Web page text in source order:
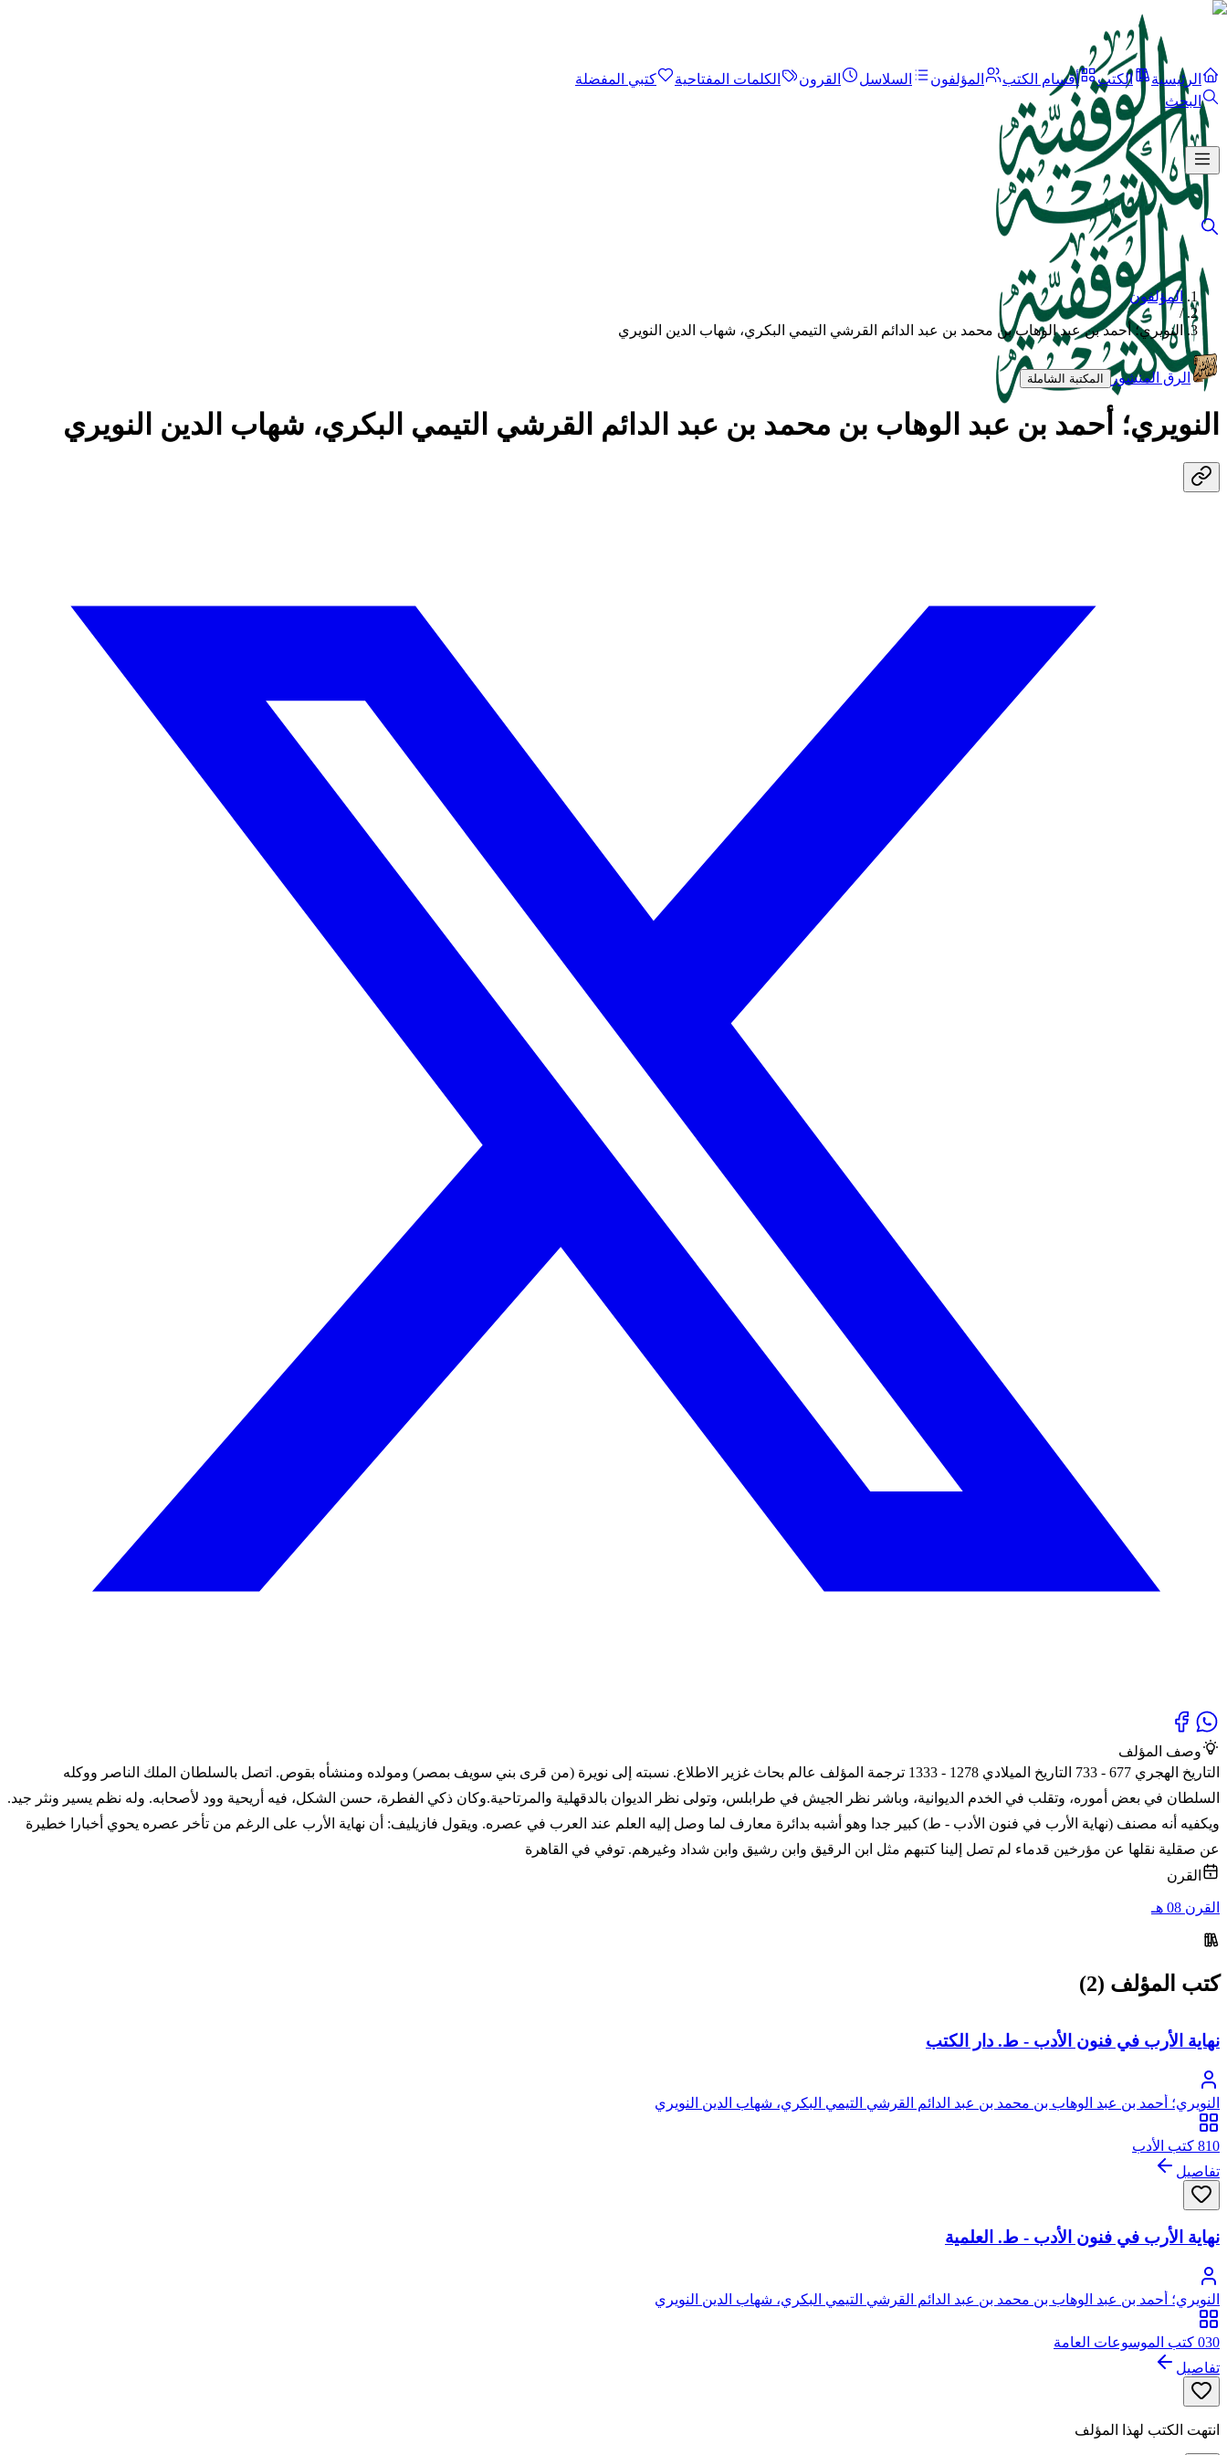
الرئيسية الكتب أقسام الكتب المؤلفون السلاسل القرون الكلمات المفتاحية
كتبي المفضلة
البحث
المؤلفون
/
النويري؛ أحمد بن عبد الوهاب بن محمد بن عبد الدائم القرشي التيمي البكري، شهاب الدين النويري
الرق المنشور المكتبة الشاملة
النويري؛ أحمد بن عبد الوهاب بن محمد بن عبد الدائم القرشي التيمي البكري، شهاب الدين النويري
وصف المؤلف
التاريخ الهجري 677 - 733 التاريخ الميلادي 1278 - 1333 ترجمة المؤلف عالم بحاث غزير الاطلاع. نسبته إلى نويرة (من قرى بني سويف بمصر) ومولده ومنشأه بقوص. اتصل بالسلطان الملك الناصر ووكله
السلطان في بعض أموره، وتقلب في الخدم الديوانية، وباشر نظر الجيش في طرابلس، وتولى نظر الديوان بالدقهلية والمرتاحية.وكان ذكي الفطرة، حسن الشكل، فيه أريحية وود لأصحابه. وله نظم يسير ونثر جيد.
ويكفيه أنه مصنف (نهاية الأرب في فنون الأدب - ط) كبير جدا وهو أشبه بدائرة معارف لما وصل إليه العلم عند العرب في عصره. ويقول فازيليف: أن نهاية الأرب على الرغم من تأخر عصره يحوي أخبارا خطيرة
عن صقلية نقلها عن مؤرخين قدماء لم تصل إلينا كتبهم مثل ابن الرقيق وابن رشيق وابن شداد وغيرهم. توفي في القاهرة
القرن
القرن 08 هـ
كتب المؤلف (2)
نهاية الأرب في فنون الأدب - ط. دار الكتب
النويري؛ أحمد بن عبد الوهاب بن محمد بن عبد الدائم القرشي التيمي البكري، شهاب الدين النويري
810 كتب الأدب
تفاصيل
نهاية الأرب في فنون الأدب - ط. العلمية
النويري؛ أحمد بن عبد الوهاب بن محمد بن عبد الدائم القرشي التيمي البكري، شهاب الدين النويري
030 كتب الموسوعات العامة
تفاصيل
انتهت الكتب لهذا المؤلف